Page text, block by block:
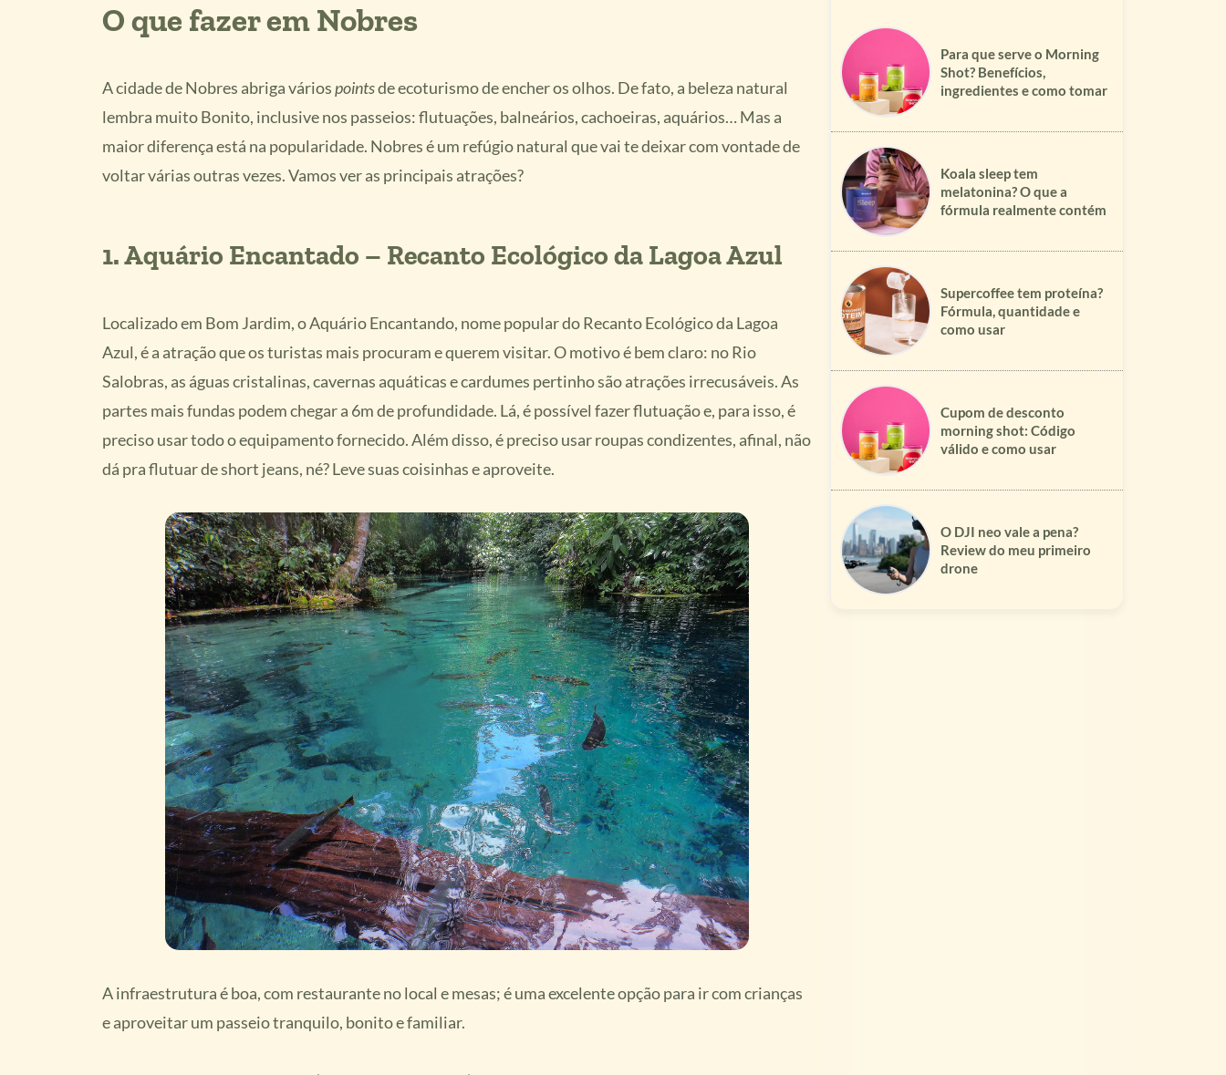
O que fazer em Nobres
A cidade de Nobres abriga váriospointsde ecoturismo de encher os olhos. De fato, a beleza natural
lembra muito Bonito, inclusive nos passeios: flutuações, balneários, cachoeiras, aquários… Mas a
maior diferença está na popularidade. Nobres é um refúgio natural que vai te deixar com vontade de
voltar várias outras vezes. Vamos ver as principais atrações?
1. Aquário Encantado – Recanto Ecológico da Lagoa Azul
Localizado em Bom Jardim, o Aquário Encantando, nome popular do Recanto Ecológico da Lagoa
Azul, é a atração que os turistas mais procuram e querem visitar. O motivo é bem claro: no Rio
Salobras, as águas cristalinas, cavernas aquáticas e cardumes pertinho são atrações irrecusáveis. As
partes mais fundas podem chegar a 6m de profundidade. Lá, é possível fazer flutuação e, para isso, é
preciso usar todo o equipamento fornecido. Além disso, é preciso usar roupas condizentes, afinal, não
dá pra flutuar de short jeans, né? Leve suas coisinhas e aproveite.
A infraestrutura é boa, com restaurante no local e mesas; é uma excelente opção para ir com crianças
e aproveitar um passeio tranquilo, bonito e familiar.
Para que serve o Morning
Shot? Benefícios,
ingredientes e como tomar
Koala sleep tem
melatonina? O que a
fórmula realmente contém
Supercoffee tem proteína?
Fórmula, quantidade e
como usar
Cupom de desconto
morning shot: Código
válido e como usar
O DJI neo vale a pena?
Review do meu primeiro
drone